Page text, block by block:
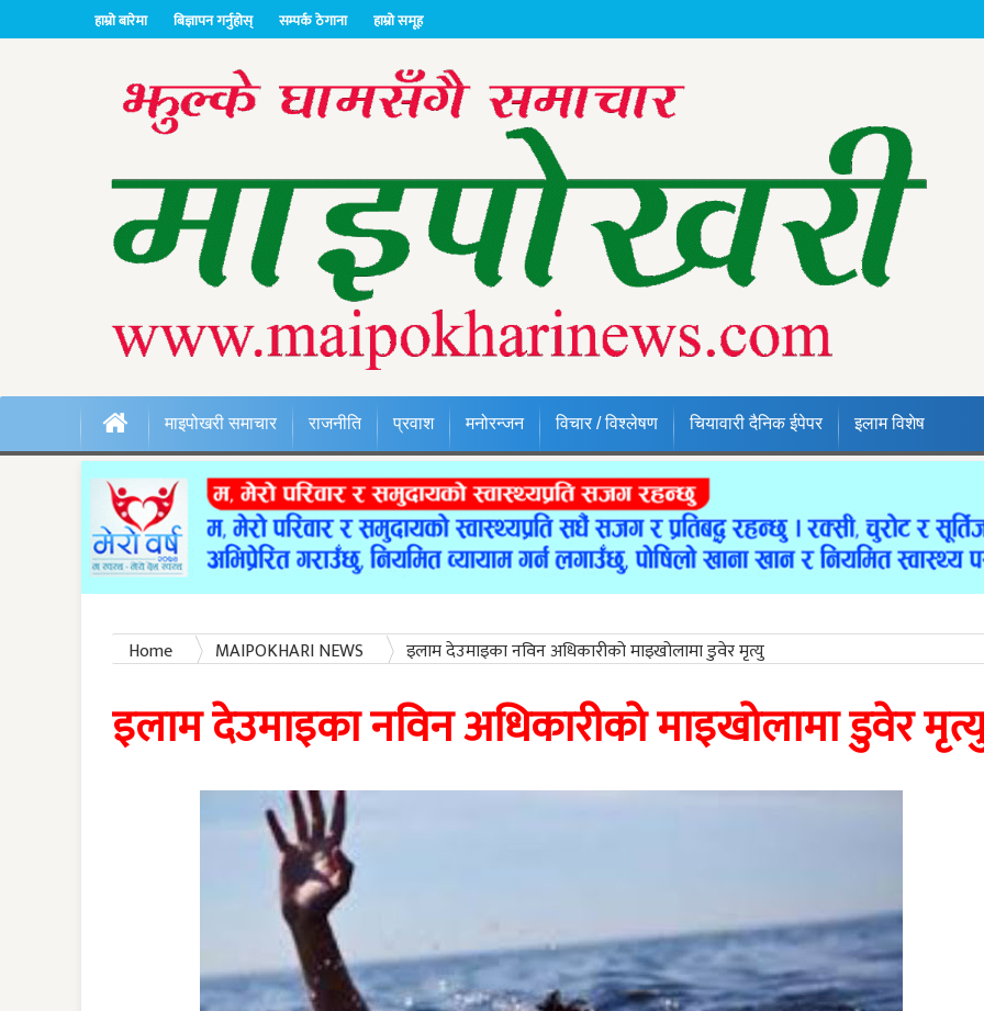
हाम्रो बारेमा बिज्ञापन गर्नुहोस् सम्पर्क ठेगाना हाम्रो समूह
माइपोखरी समाचार राजनीति प्रवाश मनोरन्जन विचार / विश्लेषण चियावारी दैनिक ईपेपर इलाम विशेष
Home MAIPOKHARI NEWS इलाम देउमाइका नविन अधिकारीको माइखोलामा डुवेर मृत्यु
इलाम देउमाइका नविन अधिकारीको माइखोलामा डुवेर